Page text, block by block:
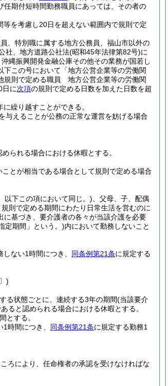
期付短時間勤務職員にあっては、その者の
を考慮し20日を超えない範囲内で規則で定
、特別職に属する地方公務員、福山市以外の
社、地方道路公社法(昭和45年法律第82号)に
縄振興開発金融公庫その他その業務が国若し
下この号において「地方公営企業等の労働関
規則で定める職員 地方公営企業等の労働関
日に次項の規則で定める日数を加えた日数を超
繰り越すことができる。
与えることが公務の正常な運営を妨げる場合
られる場合における休暇とする。
とが相当である場合として規則で定める場合
以下この項において同じ。) 、父母、子、配偶
則で定める期間にわたり日常生活を営むのに
基づき、要介護者の各々が当該介護を必要
定期間」という。)内において勤務しないこと
ない1時間につき、 同条例第21条に規定する
)
る状態ごとに、連続する3年の期間(当該要介
ると認められる場合における休暇とする。
とする。
時間につき、 同条例第21条に規定する勤務1
ろにより、任命権者の承認を受けなければな